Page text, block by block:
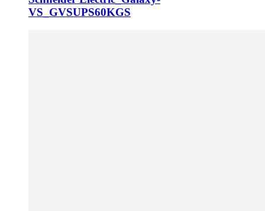
VS_GVSUPS60KGS